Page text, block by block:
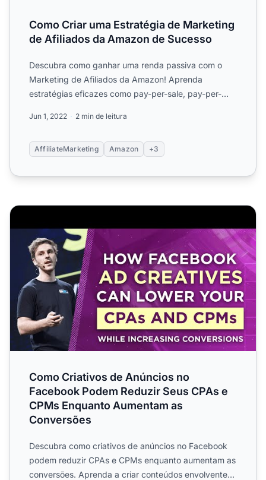
Como Criar uma Estratégia de Marketing
de Afiliados da Amazon de Sucesso
Descubra como ganhar uma renda passiva com o
Marketing de Afiliados da Amazon! Aprenda
estratégias eficazes como pay-per-sale, pay-per-
Jun 1, 2022 2 min de leitura
AffiliateMarketing Amazon +3
Como Criativos de Anúncios no Facebook Podem
Como Criativos de Anúncios no
Facebook Podem Reduzir Seus CPAs e
CPMs Enquanto Aumentam as
Conversões
Descubra como criativos de anúncios no Facebook
podem reduzir CPAs e CPMs enquanto aumentam as
conversões. Aprenda a criar conteúdos envolventes